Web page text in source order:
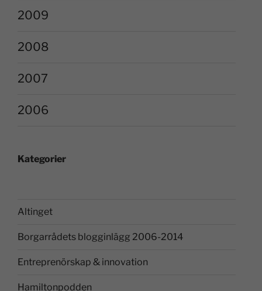
2009
2008
2007
2006
Kategorier
Altinget
Borgarrådets blogginlägg 2006-2014
Entreprenörskap & innovation
Hamiltonpodden